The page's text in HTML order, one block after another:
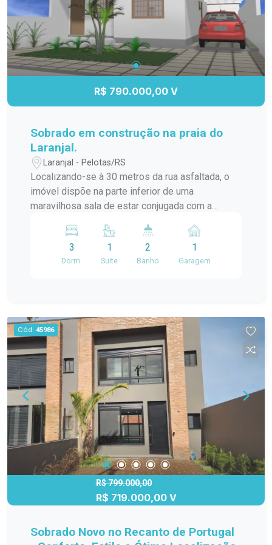
R$ 790.000,00 V
Sobrado em construção na praia do
Laranjal.
Laranjal - Pelotas/RS
Localizando-se à 30 metros da rua asfaltada, o
imóvel dispõe na parte inferior de uma
maravilhosa sala de estar conjugada com a
parte superior três dormitórios sendo um suíte
com sacada e acesso ao terraço, banheiro social;
nos fundos uma espaçosa área de lazer com
gosto. Entre em contato para mais informações!
3
Dorm.
1
Suite
2
Banho
1
Garagem
Cód. 45986
R$ 799.000,00
R$ 719.000,00 V
Sobrado Novo no Recanto de Portugal